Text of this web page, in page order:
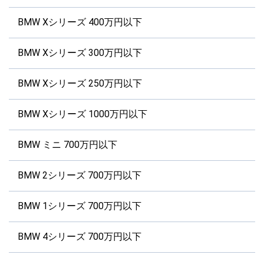
BMW Xシリーズ 400万円以下
BMW Xシリーズ 300万円以下
BMW Xシリーズ 250万円以下
BMW Xシリーズ 1000万円以下
BMW ミニ 700万円以下
BMW 2シリーズ 700万円以下
BMW 1シリーズ 700万円以下
BMW 4シリーズ 700万円以下